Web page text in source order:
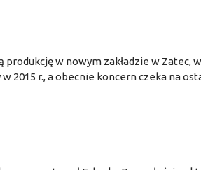
w nowym zakładzie w Zatec,
2015 r., a obecnie koncern czeka na